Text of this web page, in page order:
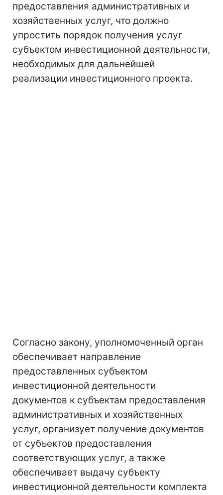
предоставления административных и
хозяйственных услуг, что должно
упростить порядок получения услуг
субъектом инвестиционной деятельности,
необходимых для дальнейшей
реализации инвестиционного проекта.
Согласно закону, уполномоченный орган
обеспечивает направление
предоставленных субъектом
инвестиционной деятельности
документов к субъектам предоставления
административных и хозяйственных
услуг, организует получение документов
от субъектов предоставления
соответствующих услуг, а также
обеспечивает выдачу субъекту
инвестиционной деятельности комплекта